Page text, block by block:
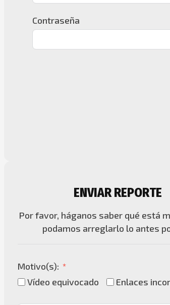
Contraseña
ENVIAR REPORTE
Por favor, háganos saber qué está
podamos arreglarlo lo antes
Motivo(s):
Vídeo equivocado
Enlaces